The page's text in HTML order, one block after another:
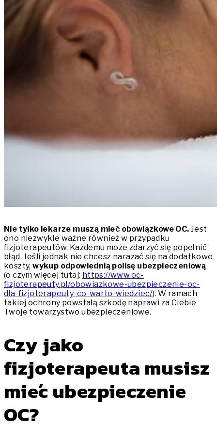
Nie tylko lekarze muszą mieć obowiązkowe OC. Jest
ono niezwykle ważne również w przypadku
fizjoterapeutów. Każdemu może zdarzyć się popełnić
błąd. Jeśli jednak nie chcesz narażać się na dodatkowe
koszty,wykup odpowiednią polisę ubezpieczeniową
(o czym więcej tutaj: https://www.oc-
fizjoterapeuty.pl/obowiazkowe-ubezpieczenie-oc-
dla-fizjoterapeuty-co-warto-wiedziec/). W ramach
takiej ochrony powstałą szkodę naprawi za Ciebie
Twoje towarzystwo ubezpieczeniowe.
Czy jako
fizjoterapeuta musisz
mieć ubezpieczenie
OC?